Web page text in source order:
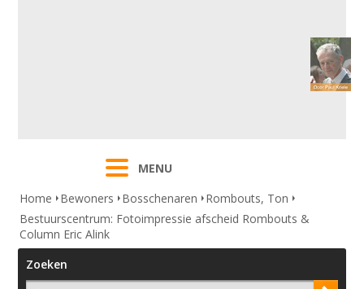
MENU
Home
Bewoners Bosschenaren
Rombouts, Ton
Bestuurscentrum: Fotoimpressie afscheid Rombouts &
Column Eric Alink
Zoeken